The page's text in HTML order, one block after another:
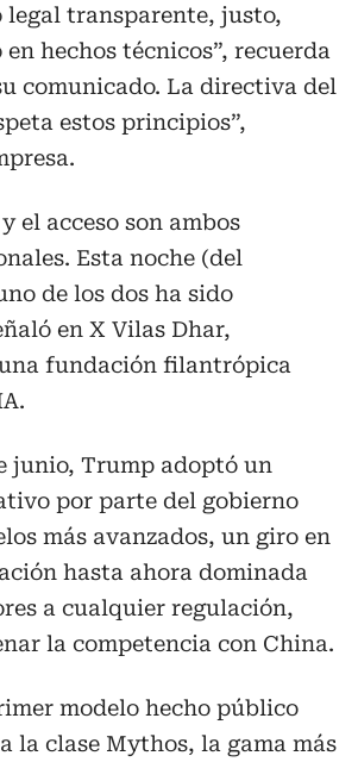
transparente, justo,
hechos técnicos”, recuerda
comunicado. La directiva del
estos principios”,
el acceso son ambos
Esta noche (del
de los dos ha sido
en X Vilas Dhar,
fundación filantrópica
junio, Trump adoptó un
por parte del gobierno
más avanzados, un giro en
hasta ahora dominada
a cualquier regulación,
la competencia con China.
modelo hecho público
la clase Mythos, la gama más